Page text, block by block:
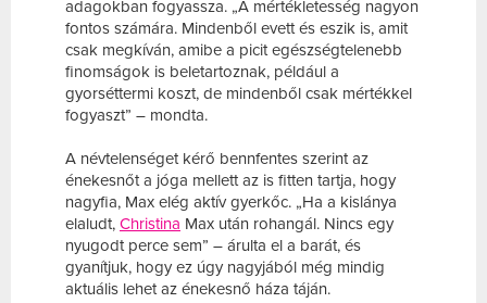
adagokban fogyassza. „A mértékletesség nagyon
fontos számára. Mindenből evett és eszik is, amit
csak megkíván, amibe a picit egészségtelenebb
finomságok is beletartoznak, például a
gyorséttermi koszt, de mindenből csak mértékkel
fogyaszt” – mondta.
A névtelenséget kérő bennfentes szerint az
énekesnőt a jóga mellett az is fitten tartja, hogy
nagyfia, Max elég aktív gyerkőc. „Ha a kislánya
elaludt, Christina Max után rohangál. Nincs egy
nyugodt perce sem” – árulta el a barát, és
gyanítjuk, hogy ez úgy nagyjából még mindig
aktuális lehet az énekesnő háza táján.